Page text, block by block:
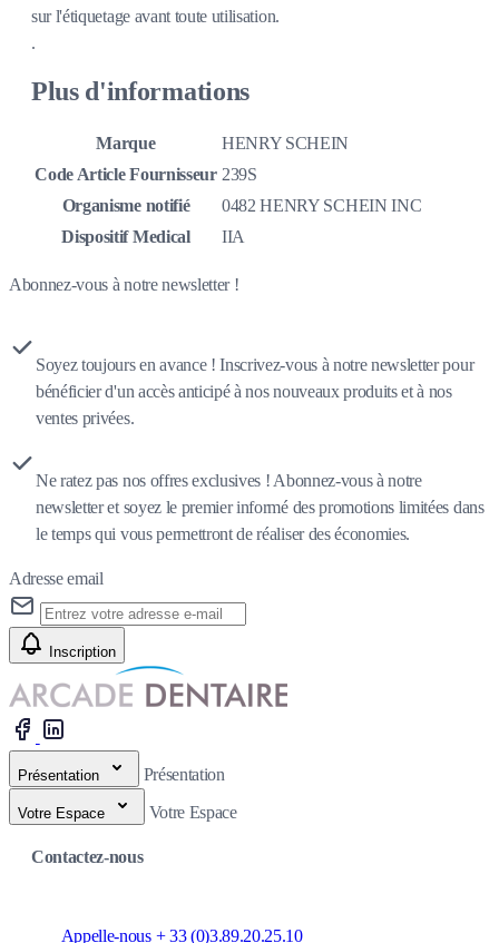
sur l'étiquetage avant toute utilisation.
.
Plus d'informations
Marque
HENRY SCHEIN
Code Article Fournisseur 239S
Organisme notifié
0482 HENRY SCHEIN INC
Dispositif Medical
IIA
Abonnez-vous à notre newsletter !
Soyez toujours en avance ! Inscrivez-vous à notre newsletter pour
bénéficier d'un accès anticipé à nos nouveaux produits et à nos
ventes privées.
Ne ratez pas nos offres exclusives ! Abonnez-vous à notre
newsletter et soyez le premier informé des promotions limitées dans
le temps qui vous permettront de réaliser des économies.
Adresse email
Inscription
Présentation Présentation
Votre Espace Votre Espace
Contactez-nous
Appelle-nous + 33 (0)3.89.20.25.10